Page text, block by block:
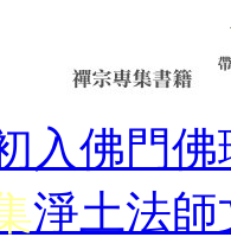
入佛門佛
淨土法師